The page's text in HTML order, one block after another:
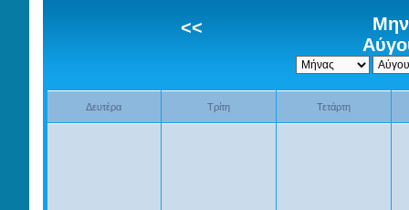
<<
Δευτέρα Τρίτη Τετάρτη